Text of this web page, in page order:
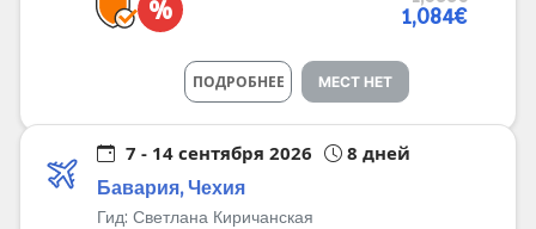
% 1,084€
ПОДРОБНЕЕ МЕСТ НЕТ
7 - 14 сентября 2026 8 дней
Бавария, Чехия
Гид: Светлана Киричанская